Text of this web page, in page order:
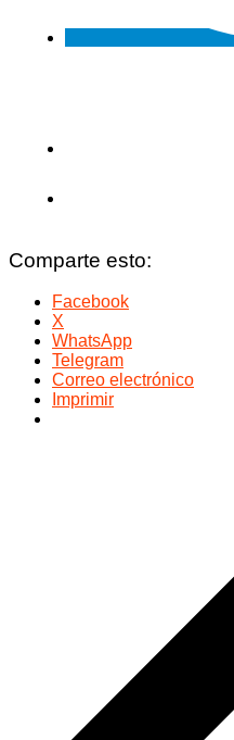
Comparte esto:
Facebook
X
WhatsApp
Telegram
Correo electrónico
Imprimir